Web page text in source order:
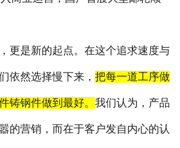
是新的起点。在这个追求速度与
依然选择慢下来， 把每一道工序做
铸钢件做到最好。 我们认为，产品
的营销，而在于客户发自内心的认